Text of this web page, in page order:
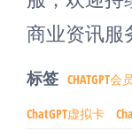
商业资讯服
标签 CHATGPT会
ChatGPT虚拟卡